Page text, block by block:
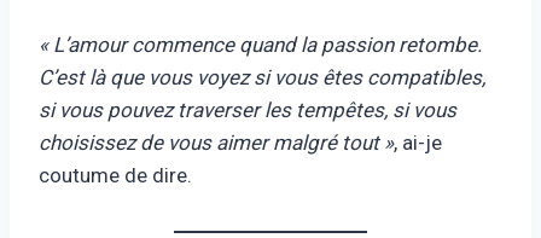
« L’amour commence quand la passion retombe.
C’est là que vous voyez si vous êtes compatibles,
si vous pouvez traverser les tempêtes, si vous
choisissez de vous aimer malgré tout », ai-je
coutume de dire.